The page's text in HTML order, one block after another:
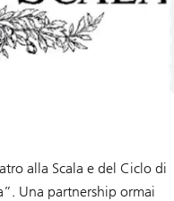
alla Scala e del Ciclo di
Una partnership ormai